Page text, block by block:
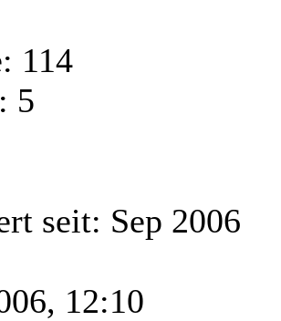
114
5
seit: Sep 2006
12:10